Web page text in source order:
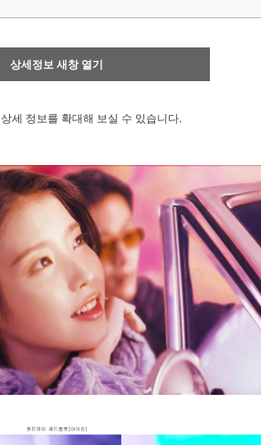
상세정보 새창 열기
상세 정보를 확대해 보실 수 있습니다.